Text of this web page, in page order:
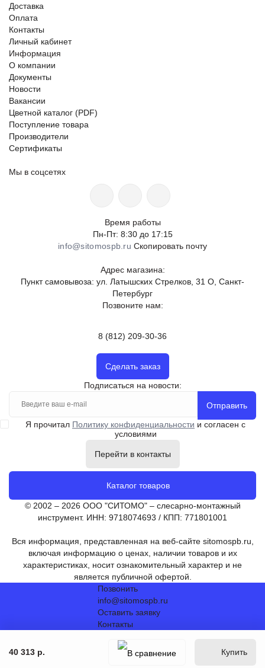
40 313 р. Купить
Доставка
Оплата
Контакты
Личный кабинет
Информация
О компании
Документы
Новости
Вакансии
Цветной каталог (PDF)
Поступление товара
Производители
Сертификаты
Мы в соцсетях
Время работы
Пн-Пт: 8:30 до 17:15
info@sitomospb.ru Скопировать почту
Адрес магазина:
Пункт самовывоза: ул. Латышских Стрелков, 31 О, Санкт-
Петербург
Позвоните нам:
8 (812) 209-30-36
Сделать заказ
Подписаться на новости:
Отправить
Я прочитал Политику конфиденциальности и согласен с
условиями
Перейти в контакты
Каталог товаров
© 2002 – 2026 ООО "СИТОМО" – слесарно-монтажный
инструмент. ИНН: 9718074693 / КПП: 771801001
Вся информация, представленная на веб-сайте sitomospb.ru,
включая информацию о ценах, наличии товаров и их
характеристиках, носит ознакомительный характер и не
является публичной офертой.
Позвонить
info@sitomospb.ru
Оставить заявку
Контакты